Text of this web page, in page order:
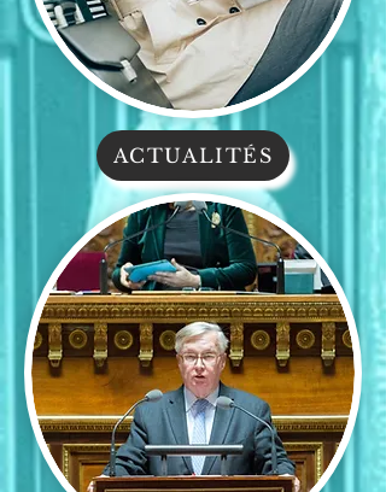
ACTUALITÉS